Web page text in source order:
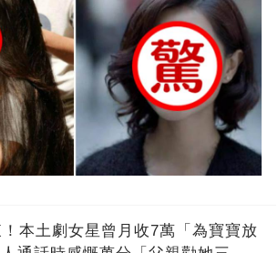
本土劇女星曾月收7萬「為寶寶放